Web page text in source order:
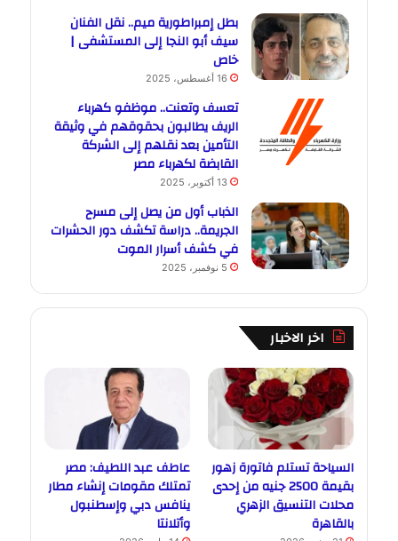
بطل إمبراطورية ميم.. نقل الفنان
سيف أبو النجا إلى المستشفى |
خاص
16 أغسطس، 2025
تعسف وتعنت.. موظفو كهرباء
الريف يطالبون بحقوقهم في وثيقة
التأمين بعد نقلهم إلى الشركة
القابضة لكهرباء مصر
13 أكتوبر، 2025
الذباب أول من يصل إلى مسرح
الجريمة.. دراسة تكشف دور الحشرات
في كشف أسرار الموت
5 نوفمبر، 2025
اخر الاخبار
السياحة تستلم فاتورة زهور
بقيمة 2500 جنيه من إحدى
محلات التنسيق الزهري
بالقاهرة
عاطف عبد اللطيف: مصر
تمتلك مقومات إنشاء مطار
ينافس دبي وإسطنبول
وأتلانتا